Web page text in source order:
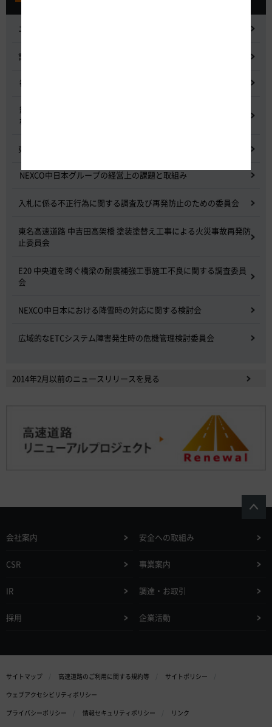
ニュースリリース
記者会見
都市間高速道路料金割引検討会
鋼少数主桁橋の床版下面吹付コンクリートはく離・落下事象調査
検討委員会
東名高速道路宇利トンネル照明灯具落下事象調査検討会
NEXCO中日本グループの経営上の課題と取組み
入札に係る不正行為に関する調査及び再発防止のための委員会
東名高速道路 中吉田高架橋 塗装塗替え工事による火災事故再発防
止委員会
E20 中央道を跨ぐ橋梁の耐震補強工事施工不良に関する調査委員
会
NEXCO中日本における降雪時の対応に関する検討会
広域的なETCシステム障害発生時の危機管理検討委員会
2014年2月以前のニュースリリースを見る
会社案内 安全への取組み
CSR 事業案内
IR 調達・お取引
採用 企業活動
サイトマップ 高速道路のご利用に関する規約等
サイトポリシー
ウェブアクセシビリティポリシー
プライバシーポリシー
情報セキュリティポリシー リンク